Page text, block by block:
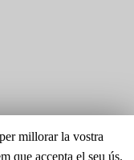
millorar la vostra
que accepta el seu ús.